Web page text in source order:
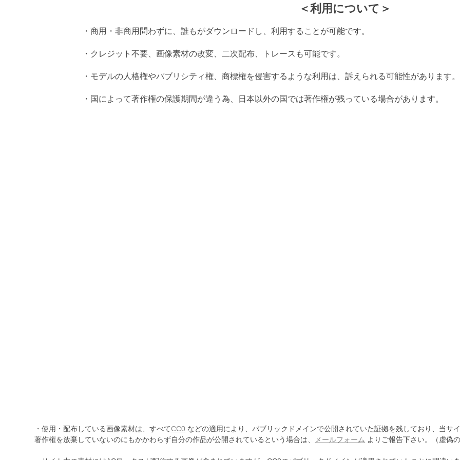
＜利用について＞
・商用・非商用問わずに、誰もがダウンロードし、利用することが可能です。
・クレジット不要、画像素材の改変、二次配布、トレースも可能です。
・モデルの人格権やパブリシティ権、商標権を侵害するような利用は、訴えられる可能性があります。
・国によって著作権の保護期間が違う為、日本以外の国では著作権が残っている場合があります。
・使用・配布している画像素材は、すべてCC0 などの適用により、パブリックドメインで公開されていた証拠を残しており、当サ
著作権を放棄していないのにもかかわらず自分の作品が公開されているという場合は、
メールフォーム よりご報告下さい。（虚偽